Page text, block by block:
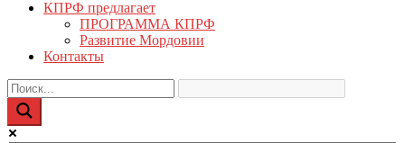
КПРФ предлагает
ПРОГРАММА КПРФ
Развитие Мордовии
Контакты